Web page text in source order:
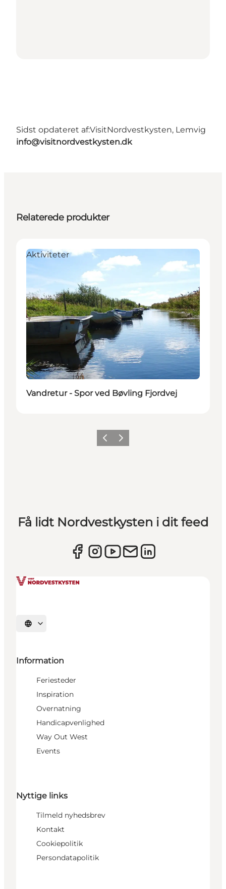
Sidst opdateret af:VisitNordvestkysten, Lemvig
info@visitnordvestkysten.dk
Relaterede produkter
Aktiviteter
Vandretur - Spor ved Bøvling Fjordvej
ForrigeNæste
Få lidt Nordvestkysten i dit feed
Vælg sprog
Information
Feriesteder
Inspiration
Overnatning
Handicapvenlighed
Way Out West
Events
Nyttige links
Tilmeld nyhedsbrev
Kontakt
Cookiepolitik
Persondatapolitik